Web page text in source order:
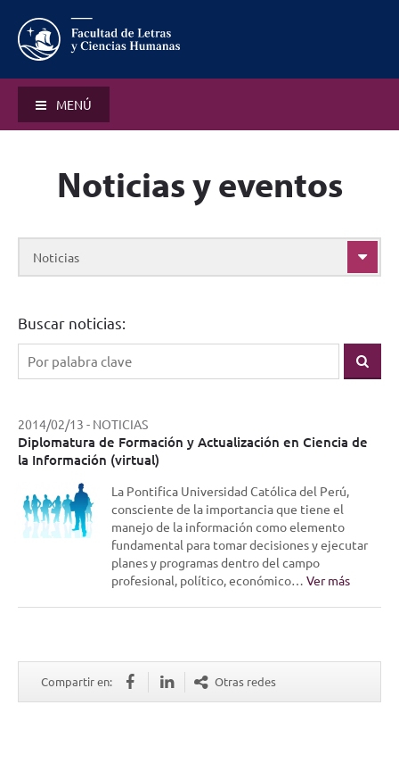
MENÚ
Noticias y eventos
Noticias
Buscar noticias:
2014/02/13 - NOTICIAS
Diplomatura de Formación y Actualización en Ciencia de
la Información (virtual)
La Pontifica Universidad Católica del Perú,
consciente de la importancia que tiene el
manejo de la información como elemento
fundamental para tomar decisiones y ejecutar
planes y programas dentro del campo
profesional, político, económico… Ver más
Compartir en: Otras redes